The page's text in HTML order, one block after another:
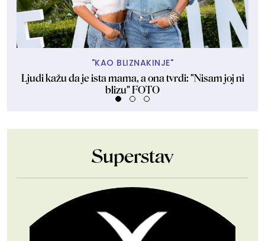
"KAO BLIZNAKINJE"
Ljudi kažu da je ista mama, a ona tvrdi: "Nisam joj ni
blizu" FOTO
Superstav